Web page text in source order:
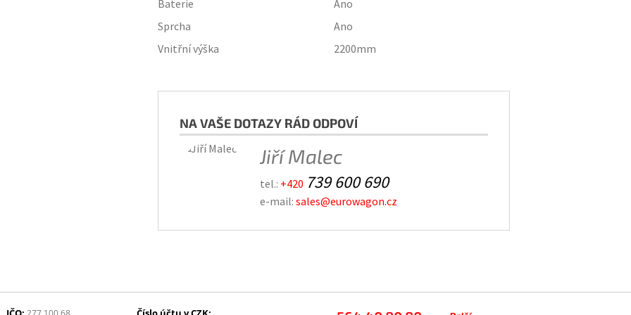
Baterie
Ano
Sprcha
Ano
Vnitřní výška
2200mm
NA VAŠE DOTAZY RÁD ODPOVÍ
Jiří Malec
tel.: +420 739 600 690
e-mail: sales@eurowagon.cz